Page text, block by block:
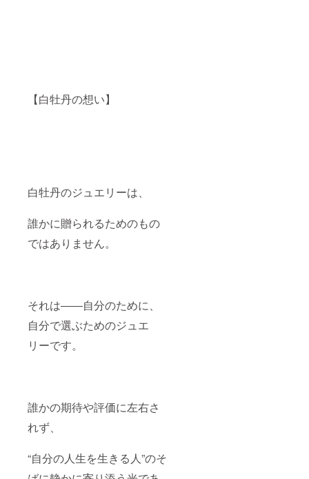
【白牡丹の想い】
白牡丹のジュエリーは、
誰かに贈られるためのもの
ではありません。
それは――自分のために、
自分で選ぶためのジュエ
リーです。
誰かの期待や評価に左右さ
れず、
“自分の人生を生きる人”のそ